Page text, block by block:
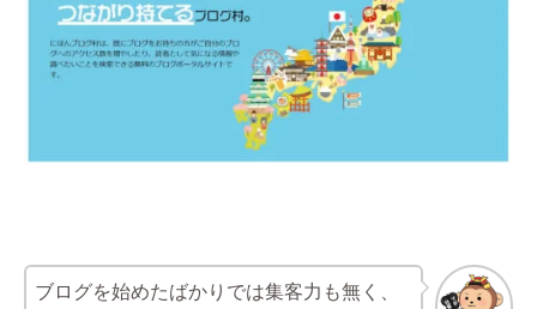
ブログを始めたばかりでは集客力も無く、